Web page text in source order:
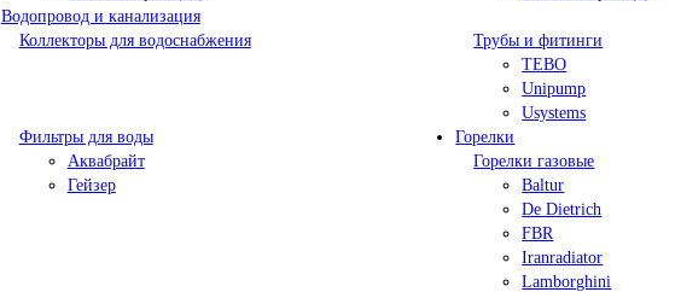
Водопровод и канализация
Коллекторы для водоснабжения
Трубы и фитинги
TEBO
Unipump
Usystems
Фильтры для воды
Аквабрайт
Гейзер
Горелки
Горелки газовые
Baltur
De Dietrich
FBR
Iranradiator
Lamborghini